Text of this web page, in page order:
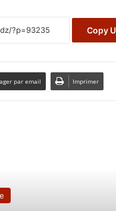
Copy
par email Imprimer
Oran